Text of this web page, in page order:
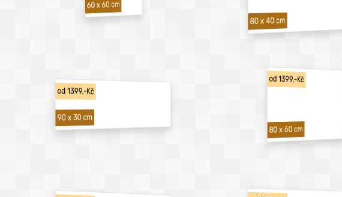
60 x 60 cm
80 x 40 cm
od 1399,-Kč
90 x 30 cm
od 1399,-Kč
80 x 60 cm